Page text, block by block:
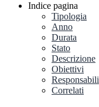
Indice pagina
Tipologia
Anno
Durata
Stato
Descrizione
Obiettivi
Responsabili
Correlati